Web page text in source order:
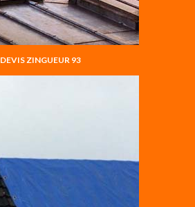
DEVIS ZINGUEUR 93